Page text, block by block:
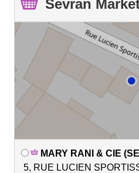
Sevran
MARY RANI & CIE
5, RUE LUCIEN